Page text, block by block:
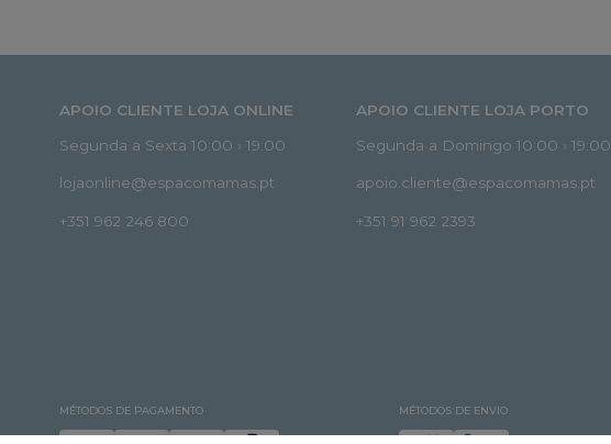
APOIO CLIENTE LOJA ONLINE
Segunda a Sexta 10:00 › 19:00
lojaonline@espacomamas.pt
+351 962 246 800
APOIO CLIENTE LOJA PORTO
Segunda a Domingo 10:00 › 19:00
apoio.cliente@espacomamas.pt
+351 91 962 2393
MÉTODOS DE PAGAMENTO MÉTODOS DE ENVIO